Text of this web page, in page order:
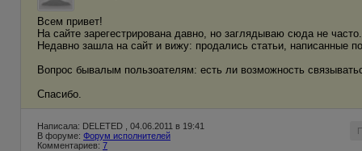
Всем привет!
На сайте зарегестрирована давно, но заглядываю сюда не часто.
Недавно зашла на сайт и вижу: продались статьи, написанные
Вопрос бывалым пользоателям: есть ли возможность
Спасибо.
Написала: DELETED , 04.06.2011 в 19:41
В форуме: Форум исполнителей
Комментариев: 7